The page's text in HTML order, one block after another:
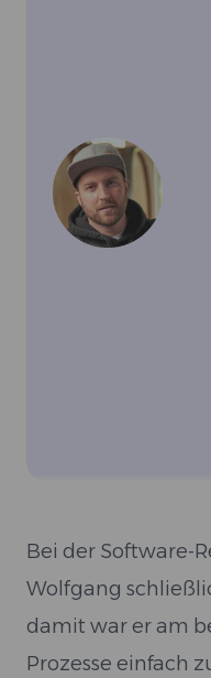
Bei der Software-
Wolfgang
damit war er am
Prozesse einfach